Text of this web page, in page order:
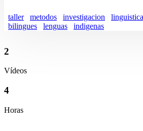
taller metodos investigacion linguistica
bilingues
lenguas indigenas
2
Vídeos
4
Horas